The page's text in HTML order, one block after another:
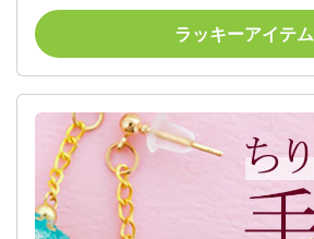
ラッキーアイテム